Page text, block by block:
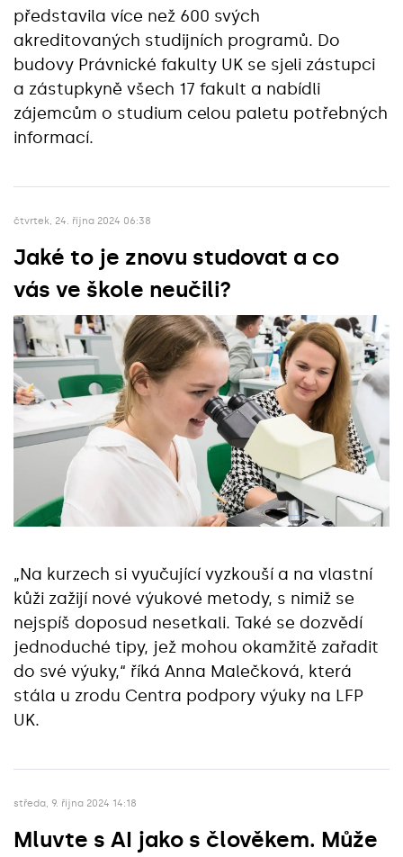
představila více než 600 svých
akreditovaných studijních programů. Do
budovy Právnické fakulty UK se sjeli zástupci
a zástupkyně všech 17 fakult a nabídli
zájemcům o studium celou paletu potřebných
informací.
čtvrtek, 24. října 2024 06:38
Jaké to je znovu studovat a co
vás ve škole neučili?
„Na kurzech si vyučující vyzkouší a na vlastní
kůži zažijí nové výukové metody, s nimiž se
nejspíš doposud nesetkali. Také se dozvědí
jednoduché tipy, jež mohou okamžitě zařadit
do své výuky,“ říká Anna Malečková, která
stála u zrodu Centra podpory výuky na LFP
UK.
středa, 9. října 2024 14:18
Mluvte s AI jako s člověkem. Může